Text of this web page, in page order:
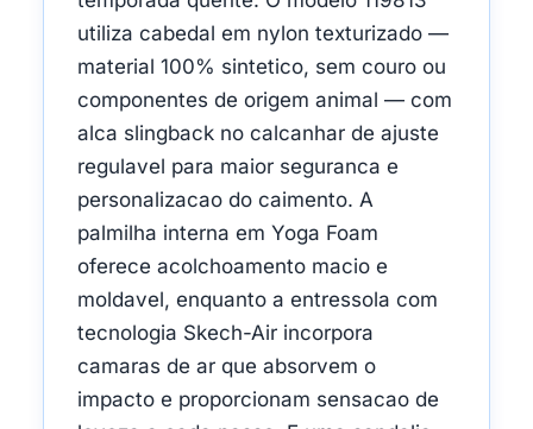
utiliza cabedal em nylon texturizado —
material 100% sintetico, sem couro ou
componentes de origem animal — com
alca slingback no calcanhar de ajuste
regulavel para maior seguranca e
personalizacao do caimento. A
palmilha interna em Yoga Foam
oferece acolchoamento macio e
moldavel, enquanto a entressola com
tecnologia Skech-Air incorpora
camaras de ar que absorvem o
impacto e proporcionam sensacao de